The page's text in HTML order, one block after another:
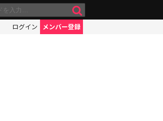
ログイン メンバー登録